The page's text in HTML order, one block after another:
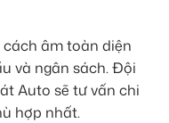
âm toàn diện
và ngân sách. Đội
Auto sẽ tư vấn chi
hợp nhất.